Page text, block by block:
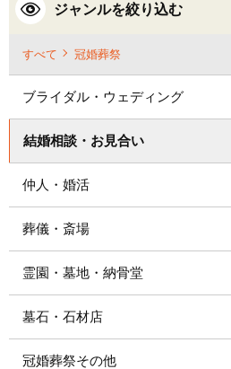
ジャンルを絞り込む
すべて 冠婚葬祭
ブライダル・ウェディング
結婚相談・お見合い
仲人・婚活
葬儀・斎場
霊園・墓地・納骨堂
墓石・石材店
冠婚葬祭その他